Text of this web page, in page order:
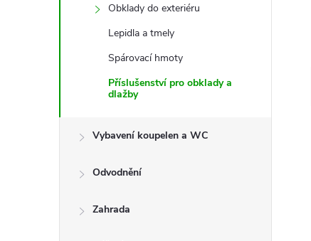
Obklady do exteriéru
Lepidla a tmely
Spárovací hmoty
Příslušenství pro obklady a
dlažby
Vybavení koupelen a WC
Odvodnění
Zahrada